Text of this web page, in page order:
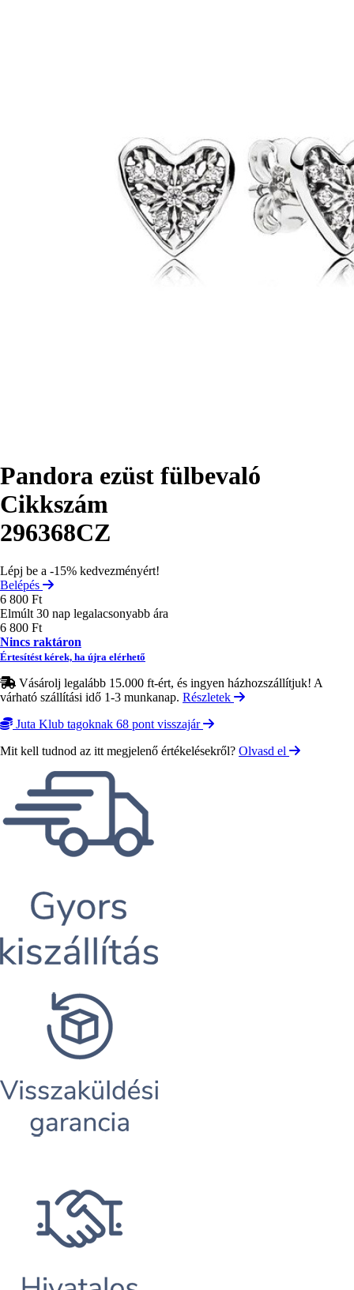
Pandora ezüst fülbevaló
Cikkszám
296368CZ
Lépj be a -15% kedvezményért!
Belépés
6 800 Ft
Elmúlt 30 nap legalacsonyabb ára
6 800 Ft
Nincs raktáron
Értesítést kérek, ha újra elérhető
Vásárolj legalább 15.000 ft-ért, és ingyen házhozszállítjuk! A
várható szállítási idő 1-3 munkanap. Részletek
Juta Klub tagoknak 68 pont visszajár
Mit kell tudnod az itt megjelenő értékelésekről? Olvasd el